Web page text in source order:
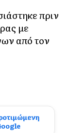
πριν
με
από τον